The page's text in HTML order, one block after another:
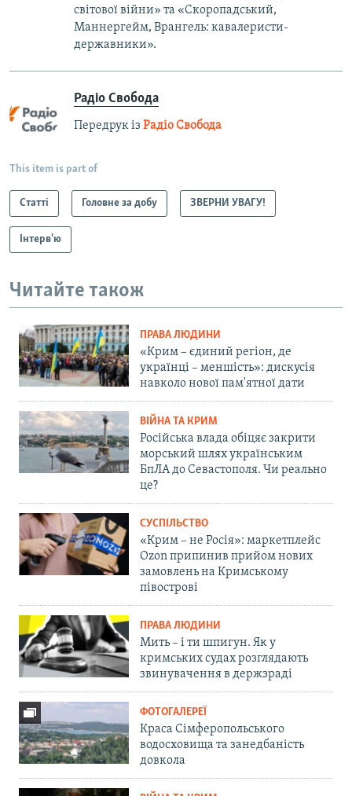
світової війни» та «Скоропадський,
Маннергейм, Врангель: кавалеристи-
державники».
Радіо Свобода
Передрук із Радіо Свобода
This item is part of
Статті Головне за добу ЗВЕРНИ УВАГУ!
Інтерв'ю
Читайте також
ПРАВА ЛЮДИНИ
«Крим – єдиний регіон, де
українці – меншість»: дискусія
навколо нової пам'ятної дати
ВІЙНА ТА КРИМ
Російська влада обіцяє закрити
морський шлях українським
БпЛА до Севастополя. Чи реально
це?
СУСПІЛЬСТВО
«Крим – не Росія»: маркетплейс
Ozon припинив прийом нових
замовлень на Кримському
півострові
ПРАВА ЛЮДИНИ
Мить – і ти шпигун. Як у
кримських судах розглядають
звинувачення в держзраді
ФОТОГАЛЕРЕЇ
Краса Сімферопольського
водосховища та занедбаність
довкола